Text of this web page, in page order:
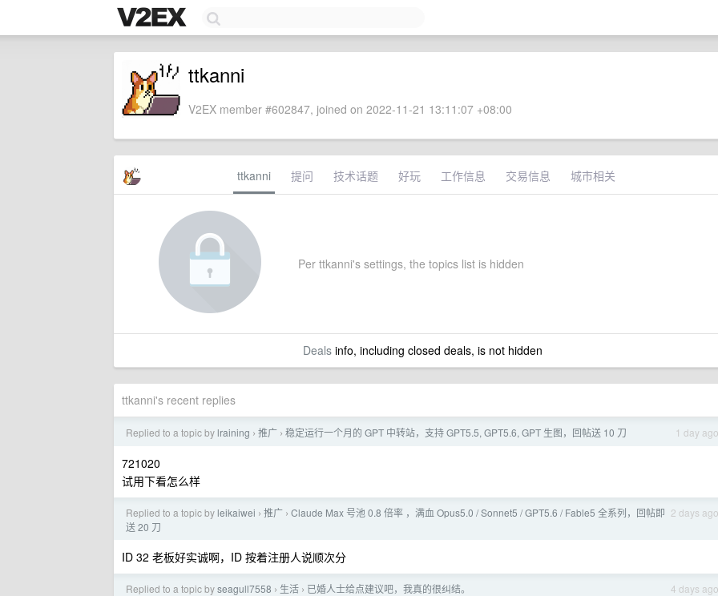
ttkanni
V2EX member #602847, joined on 2022-11-21 13:11:07 +08:00
ttkanni 提问 技术话题 好玩 工作信息 交易信息 城市相关
Per ttkanni's settings, the topics list is hidden
Dealsinfo, including closed deals, is not hidden
ttkanni's recent replies
1 day ago
Replied to a topic by lraining › 推广 › 稳定运行一个月的 GPT 中转站，支持 GPT5.5, GPT5.6, GPT 生图，回帖送 10 刀
721020
试用下看怎么样
2 days ago
Replied to a topic by leikaiwei › 推广 › Claude Max 号池 0.8 倍率 ，满血 Opus5.0 / Sonnet5 / GPT5.6 / Fable5 全系列，回帖即
送 20 刀
ID 32 老板好实诚啊，ID 按着注册人说顺次分
4 days ago
Replied to a topic byseagull7558 › 生活 › 已婚人士给点建议吧，我真的很纠结。